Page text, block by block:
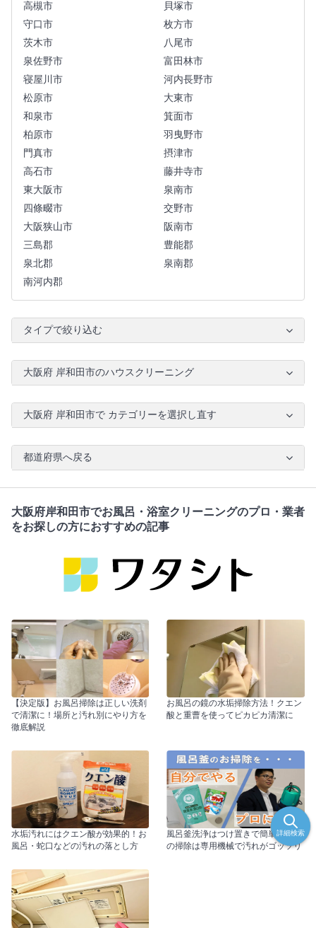
高槻市
貝塚市
守口市
枚方市
茨木市
八尾市
泉佐野市
富田林市
寝屋川市
河内長野市
松原市
大東市
和泉市
箕面市
柏原市
羽曳野市
門真市
摂津市
高石市
藤井寺市
東大阪市
泉南市
四條畷市
交野市
大阪狭山市
阪南市
三島郡
豊能郡
泉北郡
泉南郡
南河内郡
タイプで絞り込む
大阪府 岸和田市のハウスクリーニング
大阪府 岸和田市で カテゴリーを選択し直す
都道府県へ戻る
大阪府岸和田市でお風呂・浴室クリーニングのプロ・業者
をお探しの方におすすめの記事
【決定版】お風呂掃除は正しい洗剤
で清潔に！場所と汚れ別にやり方を
徹底解説
お風呂の鏡の水垢掃除方法！クエン
酸と重曹を使ってピカピカ清潔に
水垢汚れにはクエン酸が効果的！お
風呂・蛇口などの汚れの落とし方
風呂釜洗浄はつけ置きで簡単！プロ
の掃除は専用機械で汚れがゴッソリ
詳細検索